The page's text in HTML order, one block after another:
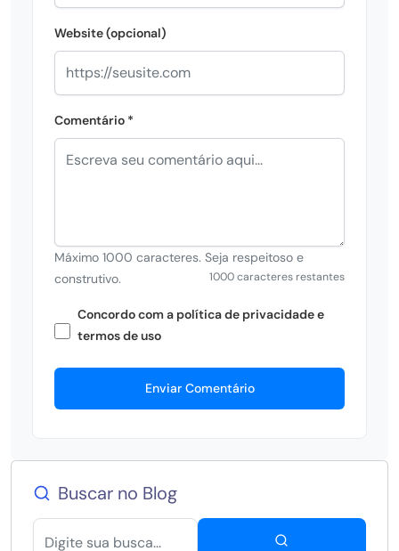
Website (opcional)
Comentário *
Máximo 1000 caracteres. Seja respeitoso e
construtivo.
1000 caracteres restantes
Concordo com a política de privacidade e
termos de uso
Enviar Comentário
Buscar no Blog